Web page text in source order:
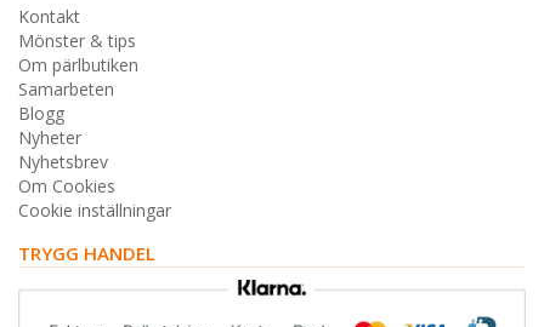
Kontakt
Mönster & tips
Om pärlbutiken
Samarbeten
Blogg
Nyheter
Nyhetsbrev
Om Cookies
Cookie inställningar
TRYGG HANDEL